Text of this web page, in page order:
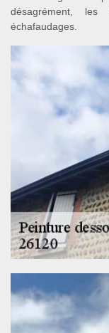
désagrément,
échafaudages.